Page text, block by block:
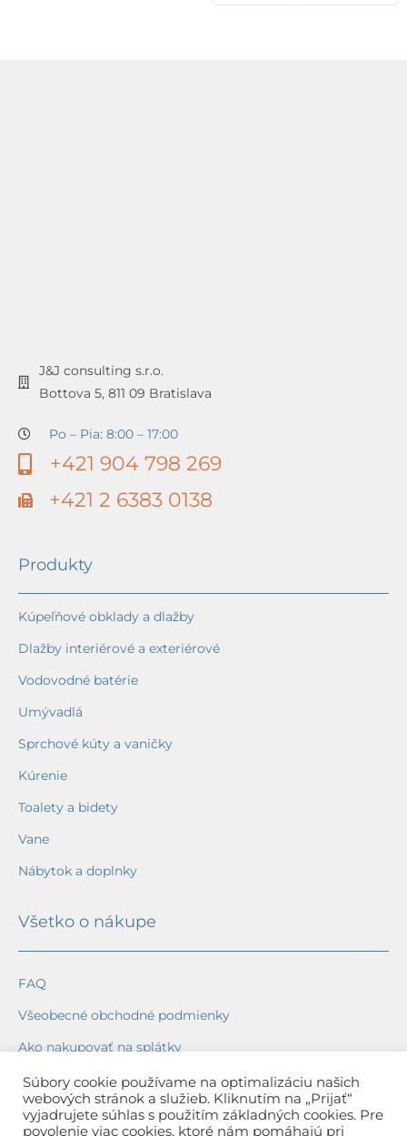
J&J consulting s.r.o.
Bottova 5, 811 09 Bratislava
Po – Pia: 8:00 – 17:00
+421 904 798 269
+421 2 6383 0138
Produkty
Kúpeľňové obklady a dlažby
Dlažby interiérové a exteriérové
Vodovodné batérie
Umývadlá
Sprchové kúty a vaničky
Kúrenie
Toalety a bidety
Vane
Nábytok a doplnky
Všetko o nákupe
FAQ
Všeobecné obchodné podmienky
Ako nakupovať na splátky
Ochrana osobných údajov
Reklamačný poriadok
Súbory cookie používame na optimalizáciu našich
webových stránok a služieb. Kliknutím na „Prijať“
vyjadrujete súhlas s použitím základných cookies. Pre
povolenie viac cookies, ktoré nám pomáhajú pri